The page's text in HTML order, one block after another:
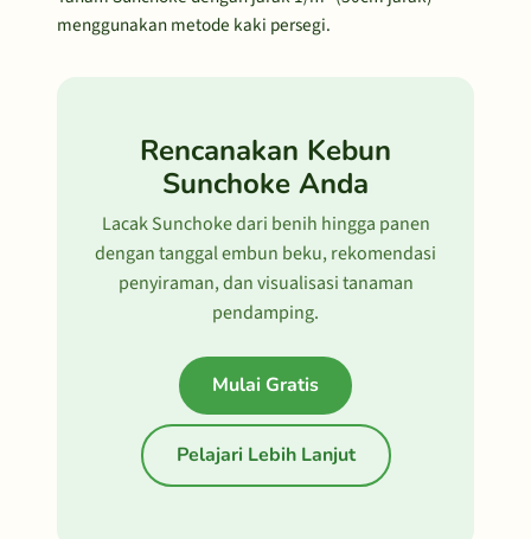
menggunakan metode kaki persegi.
Rencanakan Kebun
Sunchoke Anda
Lacak Sunchoke dari benih hingga panen
dengan tanggal embun beku, rekomendasi
penyiraman, dan visualisasi tanaman
pendamping.
Mulai Gratis
Pelajari Lebih Lanjut